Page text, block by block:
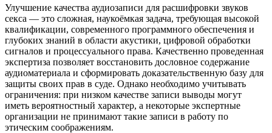
Улучшение качества аудиозаписи для расшифровки звуков
секса — это сложная, наукоёмкая задача, требующая высокой
квалификации, современного программного обеспечения и
глубоких знаний в области акустики, цифровой обработки
сигналов и процессуального права. Качественно проведенная
экспертиза позволяет восстановить дословное содержание
аудиоматериала и сформировать доказательственную базу для
защиты своих прав в суде. Однако необходимо учитывать
ограничения: при низком качестве записи выводы могут
иметь вероятностный характер, а некоторые экспертные
организации не принимают такие записи в работу по
этическим соображениям.